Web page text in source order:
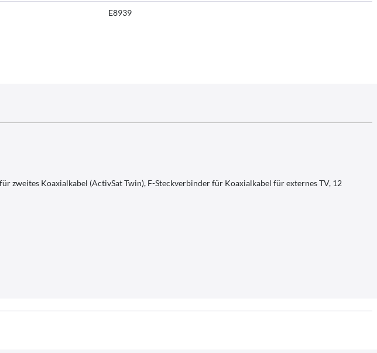
E8939
Koaxialkabel (ActivSat Twin), F-Steckverbinder für Koaxialkabel für externes TV, 12